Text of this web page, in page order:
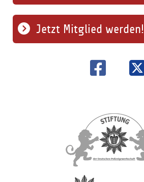
Jetzt Mitglied werden!